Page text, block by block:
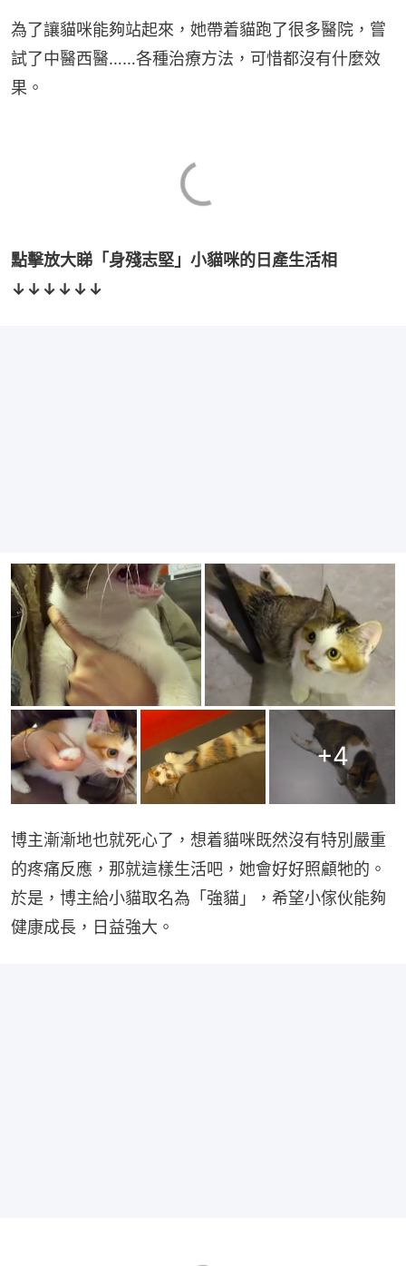
為了讓貓咪能夠站起來，她帶着貓跑了很多醫院，嘗
試了中醫西醫……各種治療方法，可惜都沒有什麼效
果。
點擊放大睇「身殘志堅」小貓咪的日產生活相
↓↓↓↓↓↓
+4
博主漸漸地也就死心了，想着貓咪既然沒有特別嚴重
的疼痛反應，那就這樣生活吧，她會好好照顧牠的。
於是，博主給小貓取名為「強貓」，希望小傢伙能夠
健康成長，日益強大。